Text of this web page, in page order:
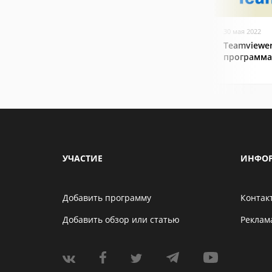
30 мая 2022
программа
УЧАСТИЕ
Добавить программу
Добавить обзор или статью